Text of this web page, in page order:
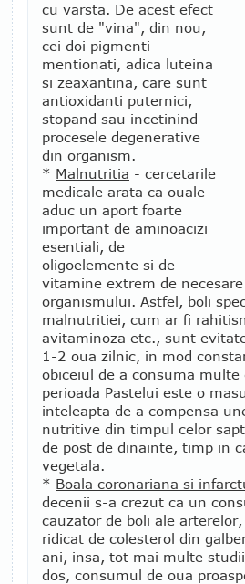
cu varsta. De acest efect
sunt de "vina", din nou,
cei doi pigmenti
mentionati, adica luteina
si zeaxantina, care sunt
antioxidanti puternici,
stopand sau incetinind
procesele degenerative
din organism.
* Malnutritia - cercetarile
medicale arata ca ouale
aduc un aport foarte
important de aminoacizi
esentiali, de
oligoelemente si de
vitamine extrem de
organismului. Astfel, boli
malnutritiei, cum ar fi
avitaminoza etc., sunt
1-2 oua zilnic, in mod
obiceiul de a consuma multe
perioada Pastelui este o
inteleapta de a compensa
nutritive din timpul celor
de post de dinainte, timp in
vegetala.
* Boala coronariana si
decenii s-a crezut ca un
cauzator de boli ale
ridicat de colesterol din
ani, insa, tot mai multe
dos, consumul de oua